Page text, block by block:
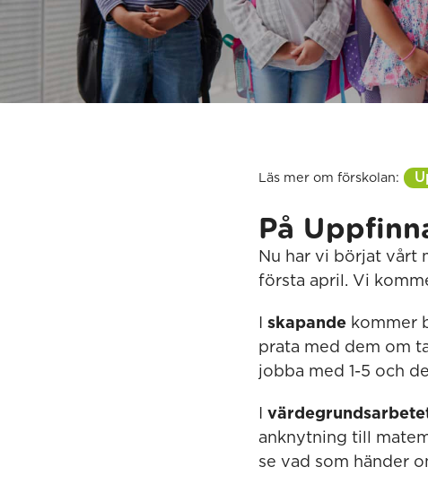
Läs mer om förskolan:
På
Nu har vi börjat vårt
första april. Vi
skapande kommer
prata med dem om
jobba med 1-5 och
anknytning till
se vad som händer